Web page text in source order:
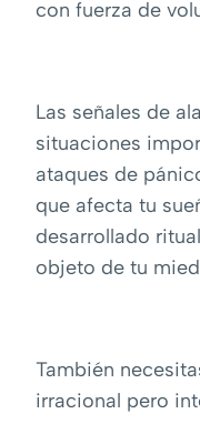
con fuerza de
Las señales de
situaciones
ataques de
que afecta tu
desarrollado
objeto de tu
También
irracional pero